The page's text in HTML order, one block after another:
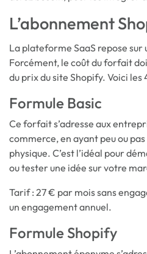
L’abonnement
La plateforme SaaS repose sur
Forcément, le coût du forfait
du prix du site Shopify. Voici
Formule Basic
Ce forfait s’adresse aux
commerce, en ayant peu ou
physique. C’est l’idéal pour
ou tester une idée sur votre
Tarif : 27 € par mois sans
un engagement annuel.
Formule Shopify